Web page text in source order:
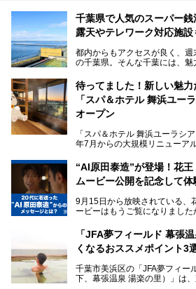
千葉県で人気のスーパー
露天やテレワーク対応施設
都内からもアクセスが良く、
の千葉県。そんな千葉には、魅
「サウナでしっかりととのい
常を味わいたい」「子連れで
い」。
そんな多様なニーズに応える
の目的に合った施設がきっと
さらに最近では、24時間営業
や、テレワーク・コワーキン
るスパも増えており、ただの入
本記事では、人気スーパー銭湯
スペースや休憩スペースが充
向けの施設など、目的に合わ
す。
ださい。
待ってました！新しい魅
「スパ＆ホテル 舞浜ユー
オープン
「スパ＆ホテル 舞浜ユーラシ
年7月からの大規模リニューア
新設エリアや生まれ変わった
ャラクター「ユーラシわん」と
───
提供元：SPA＆HOTEL舞浜ユ
です。
“AI原田泰造”が登場！花
ムービー公開を記念して
9月15日から放映されている、
ービーはもうご覧になりました
伝えるムービーです。公開を
か竜泉寺の湯にて体験イベン
が無料で試せるチャンスです！
提供元：花王株式会社【PR】
この記事は花王株式会社商品
「JFA夢フィールド 幕張
くなるおススメポイント3
千葉市美浜区の「JFA夢フィー
下、幕張温泉 湯楽の里）」は